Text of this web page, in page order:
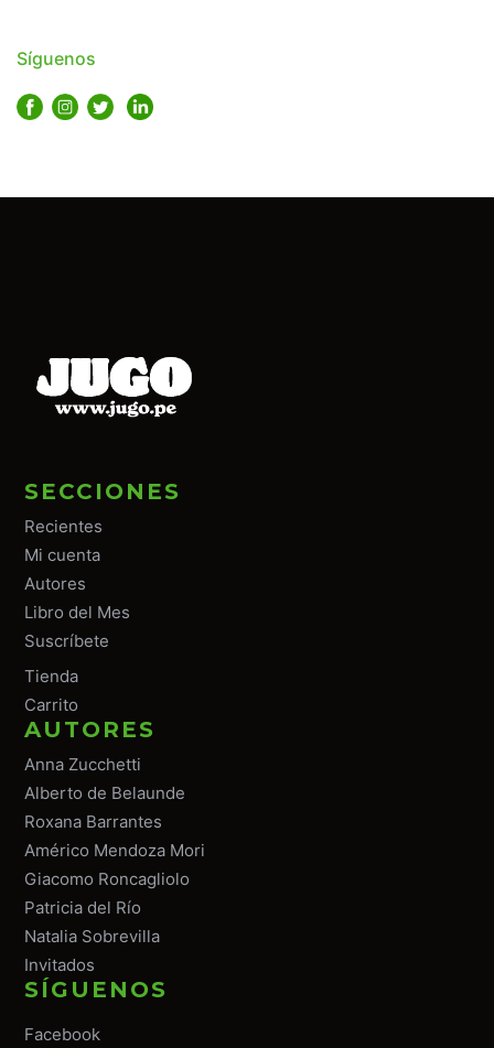
Síguenos
SECCIONES
Recientes
Mi cuenta
Autores
Libro del Mes
Suscríbete
Tienda
Carrito
AUTORES
Anna Zucchetti
Alberto de Belaunde
Roxana Barrantes
Américo Mendoza Mori
Giacomo Roncagliolo
Patricia del Río
Natalia Sobrevilla
Invitados
SÍGUENOS
Facebook